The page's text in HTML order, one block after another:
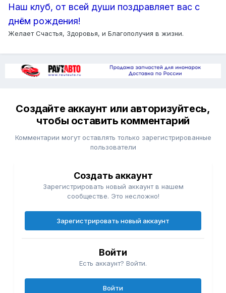
Наш клуб, от всей души поздравляет вас с
днём рождения!
Желает Счастья, Здоровья, и Благополучия в жизни.
Создайте аккаунт или авторизуйтесь,
чтобы оставить комментарий
Комментарии могут оставлять только зарегистрированные
пользователи
Создать аккаунт
Зарегистрировать новый аккаунт в нашем
сообществе. Это несложно!
Зарегистрировать новый аккаунт
Войти
Есть аккаунт? Войти.
Войти